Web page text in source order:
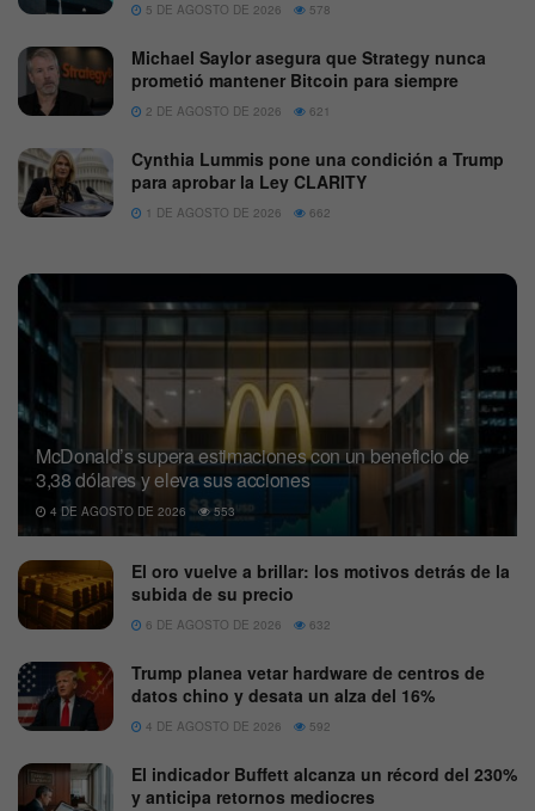
5 DE AGOSTO DE 2026 578
Michael Saylor asegura que Strategy nunca
prometió mantener Bitcoin para siempre
2 DE AGOSTO DE 2026 621
Cynthia Lummis pone una condición a Trump
para aprobar la Ley CLARITY
1 DE AGOSTO DE 2026 662
McDonald’s supera estimaciones con un beneficio de
3,38 dólares y eleva sus acciones
4 DE AGOSTO DE 2026 553
El oro vuelve a brillar: los motivos detrás de la
subida de su precio
6 DE AGOSTO DE 2026 632
Trump planea vetar hardware de centros de
datos chino y desata un alza del 16%
4 DE AGOSTO DE 2026 592
El indicador Buffett alcanza un récord del 230%
y anticipa retornos mediocres